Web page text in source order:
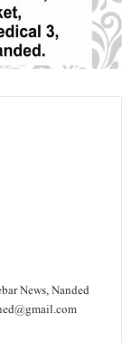
News, Nanded